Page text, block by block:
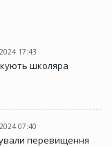
17:43
школяра
07:40
перевищення